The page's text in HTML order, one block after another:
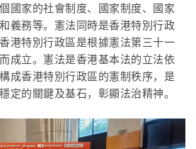
國家的社會制度、國家制度、國家
義務等。憲法同時是香港特別行政
港特別行政區是根據憲法第三十一
成立。憲法是香港基本法的立法依
成香港特別行政區的憲制秩序，是
定的關鍵及基石，彰顯法治精神。